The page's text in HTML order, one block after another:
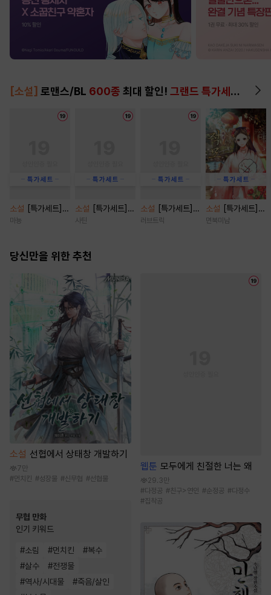
[소설] 로맨스/BL 600종 최대 할인! 그랜드 특가세트
소설
[특가세트]
난파선 [단행본]
마뇽
소설
[특가세트]
마이 블러디 발렌
사틴
소설
[특가세트]
오, 마이 베이비(O
러브트릭
소설
[특가세트]
적모 [단행본]
면북미남
당신만을 위한 추천
소설 선협에서 상태창 개발하기
7만
#먼치킨 #성장물 #신무협 #선협물
무협 만화
인기 키워드
#소림 #먼치킨 #복수
#살수 #전쟁물
#역사/시대물 #죽음/살인
웹툰 모두에게 친절한 너는 왜
29.3만
#다정공 #친구>연인 #순정공 #다정수
#집착공